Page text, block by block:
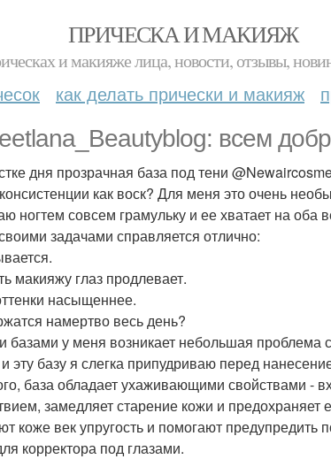
ПРИЧЕСКА И МАКИЯЖ
и макияже лица, новости, отзывы,
как делать прически и макияж
всем
дня прозрачная база под тени
как воск? Для меня это очень
ногтем совсем грамульку и ее хватает на оба
задачами справляется отлично:
макияжу глаз продлевает.
насыщеннее.
намертво весь день?
базами у меня возникает небольшая проблема
эту базу я слегка припудриваю перед
база обладает ухаживающими свойствами -
замедляет старение кожи и
коже век упругость и помогают
корректора под глазами.